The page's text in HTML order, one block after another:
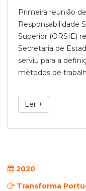
Primeira reunião
Responsabilidade
Superior (ORSIE)
Secretaria de
serviu para a
métodos de
Ler +
2020
Transforma